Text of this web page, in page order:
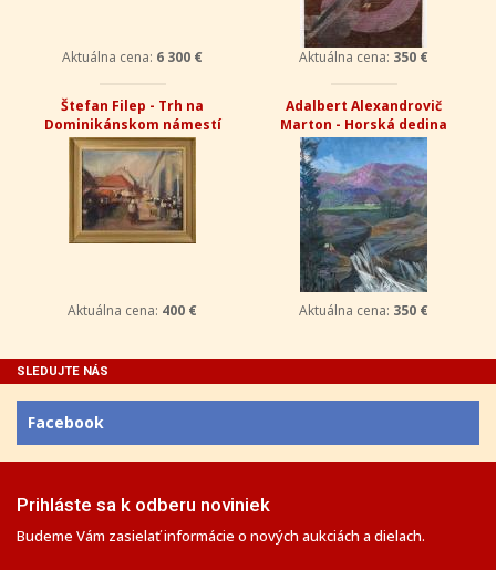
Aktuálna cena: 6 300 € Aktuálna cena: 350 €
Štefan Filep - Trh na
Dominikánskom námestí
Aktuálna cena: 400 €
Adalbert Alexandrovič
Marton - Horská dedina
Aktuálna cena: 350 €
SLEDUJTE NÁS
Facebook
Prihláste sa k odberu noviniek
Budeme Vám zasielať informácie o nových aukciách a dielach.